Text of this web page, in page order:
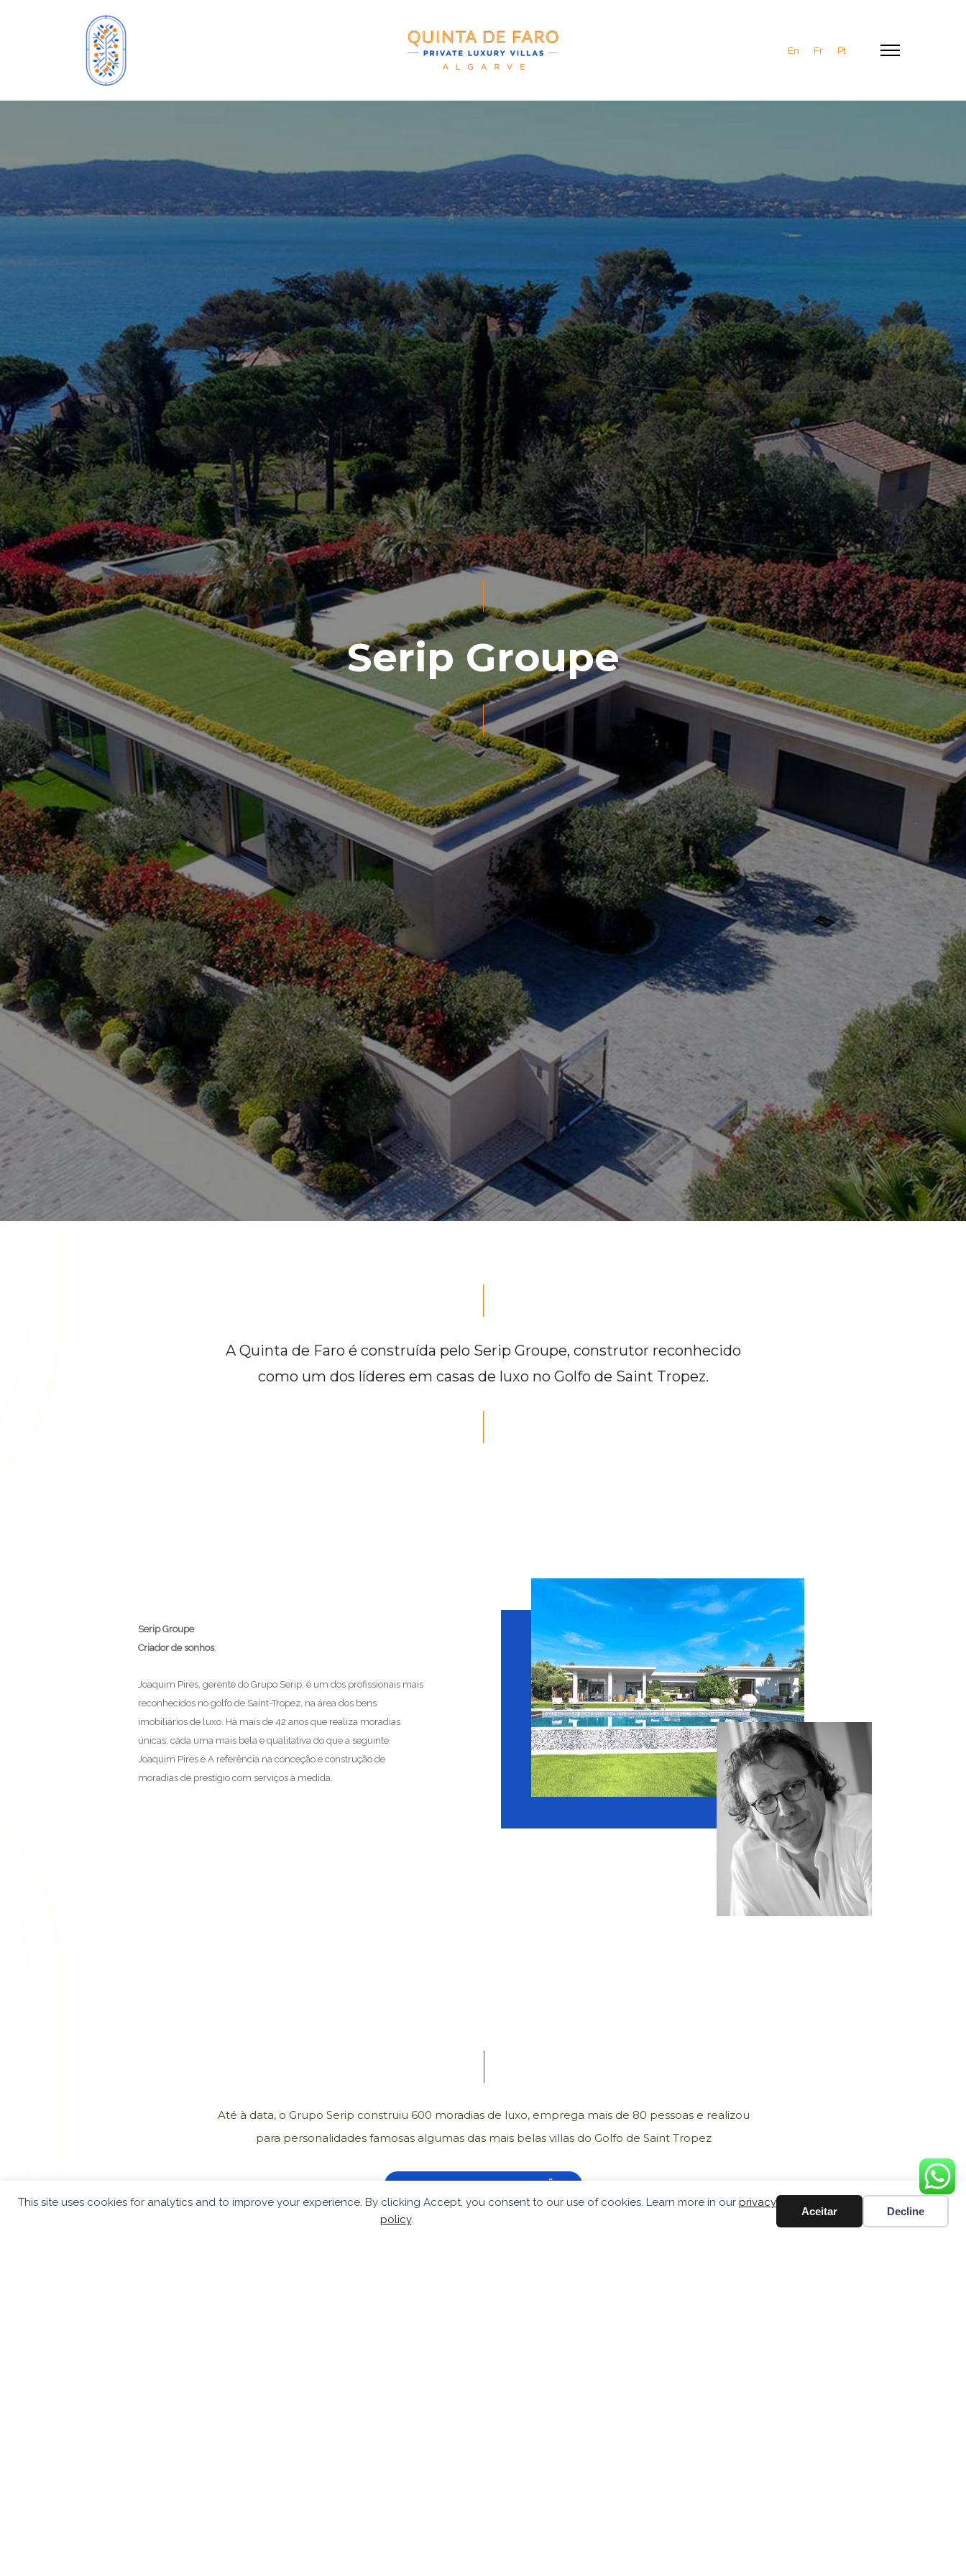
En Fr Pt
Serip Groupe
A Quinta de Faro é construída pelo Serip Groupe, construtor reconhecido
como um dos líderes em casas de luxo no Golfo de Saint Tropez.
Serip Groupe
Criador de sonhos.
Joaquim Pires, gerente do Grupo Serip, é um dos profissionais mais
reconhecidos no golfo de Saint-Tropez, na área dos bens
imobiliários de luxo. Há mais de 42 anos que realiza moradias
únicas, cada uma mais bela e qualitativa do que a seguinte.
Joaquim Pires é A referência na conceção e construção de
moradias de prestígio com serviços à medida.
Até à data, o Grupo Serip construiu 600 moradias de luxo, emprega mais de 80 pessoas e realizou
para personalidades famosas algumas das mais belas villas do Golfo de Saint Tropez
CONSULTE MAIS INFORMAÇÃO
This site uses cookies for analytics and to improve your experience. By clicking Accept, you consent to our use of cookies. Learn more in our privacy
policy.
Aceitar Decline